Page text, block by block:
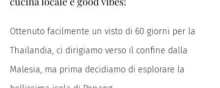
Ottenuto facilmente un visto di 60 giorni per la
Thailandia, ci dirigiamo verso il confine dalla
Malesia, ma prima decidiamo di esplorare la